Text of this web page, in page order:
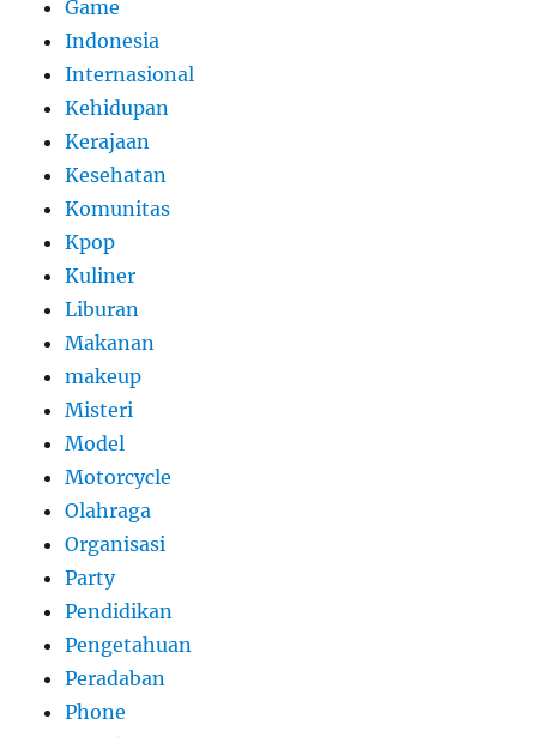
Game
Indonesia
Internasional
Kehidupan
Kerajaan
Kesehatan
Komunitas
Kpop
Kuliner
Liburan
Makanan
makeup
Misteri
Model
Motorcycle
Olahraga
Organisasi
Party
Pendidikan
Pengetahuan
Peradaban
Phone